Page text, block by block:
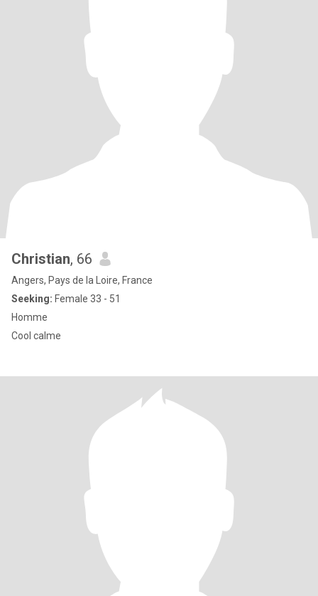
Christian, 66
Angers, Pays de la Loire, France
Seeking: Female 33 - 51
Homme
Cool calme